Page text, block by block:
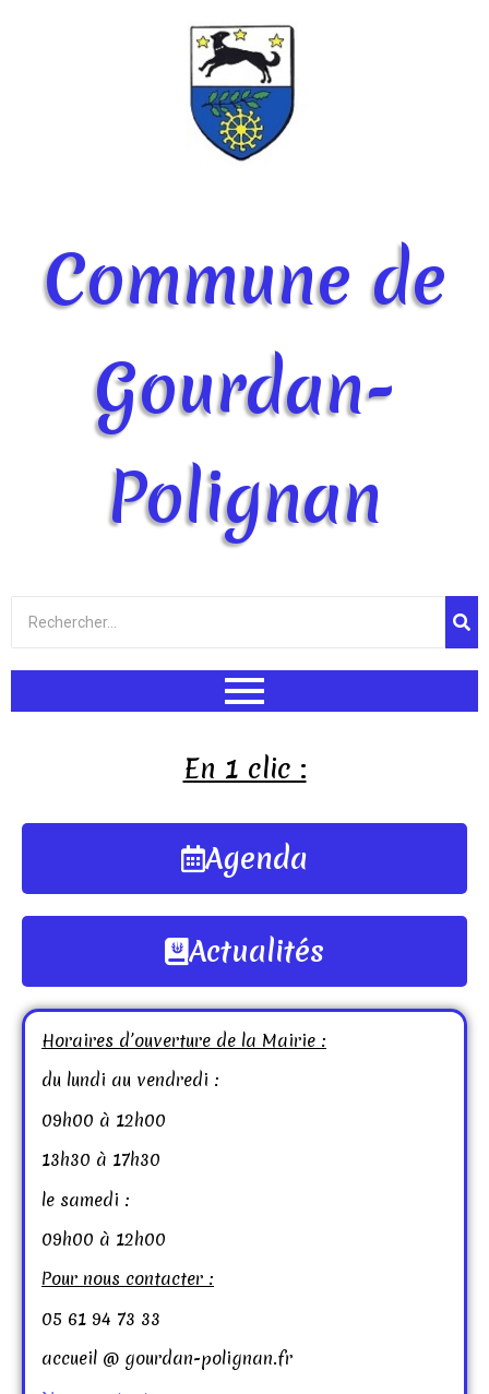
Commune de
Gourdan-
Polignan
En 1 clic :
Agenda
Actualités
Horaires d’ouverture de la Mairie :
du lundi au vendredi :
09h00 à 12h00
13h30 à 17h30
le samedi :
09h00 à 12h00
Pour nous contacter :
05 61 94 73 33
accueil @ gourdan-polignan.fr